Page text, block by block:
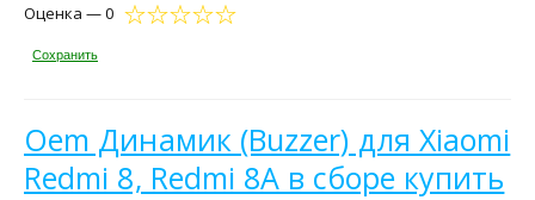
Оценка — 0
Сохранить
Oem Динамик (Buzzer) для Xiaomi
Redmi 8, Redmi 8A в сборе купить